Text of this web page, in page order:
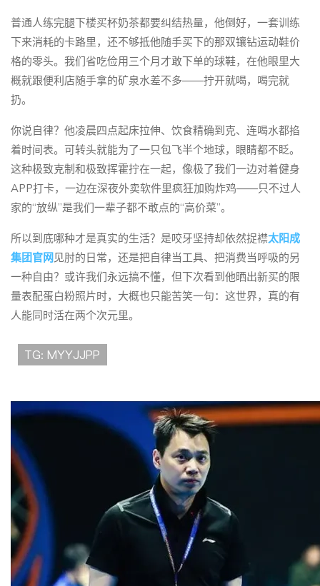
普通人练完腿下楼买杯奶茶都要纠结热量，他倒好，一套训练
下来消耗的卡路里，还不够抵他随手买下的那双镶钻运动鞋价
格的零头。我们省吃俭用三个月才敢下单的球鞋，在他眼里大
概就跟便利店随手拿的矿泉水差不多——拧开就喝，喝完就
扔。
你说自律？他凌晨四点起床拉伸、饮食精确到克、连喝水都掐
着时间表。可转头就能为了一只包飞半个地球，眼睛都不眨。
这种极致克制和极致挥霍拧在一起，像极了我们一边对着健身
APP打卡，一边在深夜外卖软件里疯狂加购炸鸡——只不过人
家的“放纵”是我们一辈子都不敢点的“高价菜”。
所以到底哪种才是真实的生活？是咬牙坚持却依然捉襟太阳成
集团官网见肘的日常，还是把自律当工具、把消费当呼吸的另
一种自由？或许我们永远搞不懂，但下次看到他晒出新买的限
量表配蛋白粉照片时，大概也只能苦笑一句：这世界，真的有
人能同时活在两个次元里。